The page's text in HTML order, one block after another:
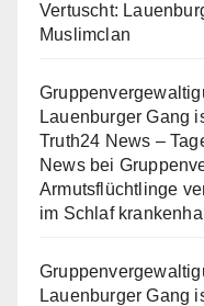
Vertuscht:
Muslimclan
Lauenburger Gang
Truth24 News –
Newsbei
Armutsflüchtlinge
im Schlaf
Lauenburger Gang